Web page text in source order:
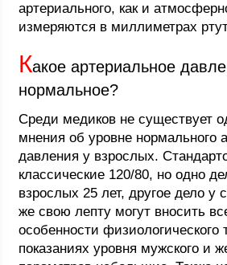
артериального, как и
измеряются в миллиметрах
Какое артериальное
нормальное?
Среди медиков не существует
мнения об уровне нормального
давления у взрослых.
классические 120/80, но одно
взрослых 25 лет, другое дело у
же свою лепту могут вносить
особенности физиологического
показаниях уровня мужского и